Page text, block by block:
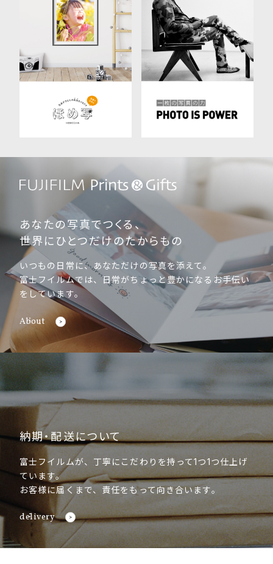
あなたの写真でつくる、
世界にひとつだけのたからもの
いつもの日常に、あなただけの写真を添えて。
富士フイルムでは、日常がちょっと豊かになるお手伝い
をしています。
About
納期・配送について
富士フイルムが、丁寧にこだわりを持って1つ1つ仕上げ
ています。
お客様に届くまで、責任をもって向き合います。
delivery